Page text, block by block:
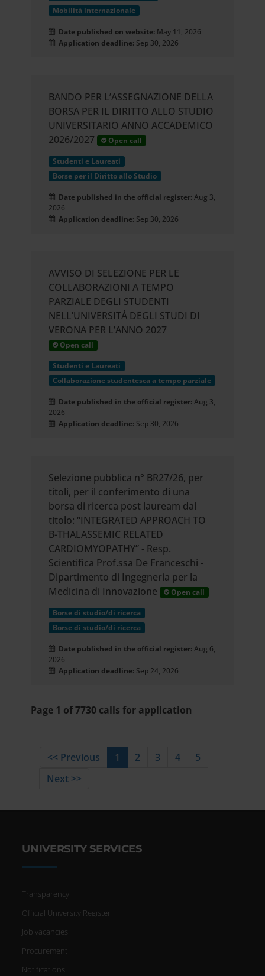
Mobilità internazionale
Date published on website: May 11, 2026
Application deadline: Sep 30, 2026
BANDO PER L’ASSEGNAZIONE DELLA
BORSA PER IL DIRITTO ALLO STUDIO
UNIVERSITARIO ANNO ACCADEMICO
2026/2027
Open call
Studenti e Laureati
Borse per il Diritto allo Studio
Date published in the official register:Aug 3,
2026
Application deadline: Sep 30, 2026
AVVISO DI SELEZIONE PER LE
COLLABORAZIONI A TEMPO
PARZIALE DEGLI STUDENTI
NELL’UNIVERSITÁ DEGLI STUDI DI
VERONA PER L’ANNO 2027
Open call
Studenti e Laureati
Collaborazione studentesca a tempo parziale
Date published in the official register:Aug 3,
2026
Application deadline: Sep 30, 2026
Selezione pubblica n° BR27/26, per
titoli, per il conferimento di una
borsa di ricerca post lauream dal
titolo: “INTEGRATED APPROACH TO
B-THALASSEMIC RELATED
CARDIOMYOPATHY” - Resp.
Scientifica Prof.ssa De Franceschi -
Dipartimento di Ingegneria per la
Medicina di Innovazione
Open call
Borse di studio/di ricerca
Borse di studio/di ricerca
Date published in the official register:Aug 6,
2026
Application deadline: Sep 24, 2026
Page 1 of 7730 calls for application
<< Previous 1 2 3 4
5
Next >>
UNIVERSITY SERVICES
Transparency
Official University Register
Job vacancies
Procurement
Notifications